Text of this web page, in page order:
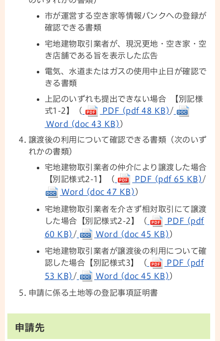
市が運営する空き家等情報バンクへの登録が
確認できる書類
宅地建物取引業者が、現況更地・空き家・空
き店舗である旨を表示した広告
電気、水道またはガスの使用中止日が確認で
きる書類
上記のいずれも提出できない場合 【別記様
式1-2】（
PDF (pdf 48 KB) /
Word (doc 43 KB) ）
譲渡後の利用について確認できる書類（次のいず
れかの書類）
宅地建物取引業者の仲介により譲渡した場合
【別記様式2-1】（
PDF (pdf 65 KB) /
Word (doc 47 KB) ）
宅地建物取引業者を介さず相対取引にて譲渡
した場合【別記様式2-2】（
PDF (pdf
60 KB) / Word (doc 45 KB) ）
宅地建物取引業者が譲渡後の利用について確
認した場合【別記様式3】（
PDF (pdf
53 KB) / Word (doc 45 KB) ）
申請に係る土地等の登記事項証明書
申請先